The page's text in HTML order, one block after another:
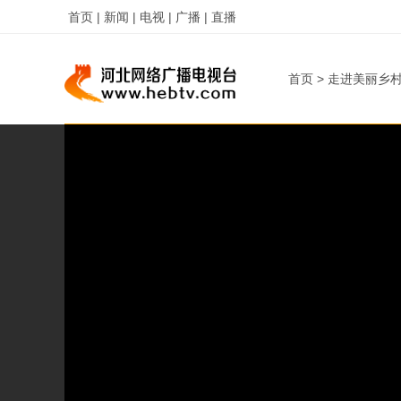
首页 | 新闻 | 电视 | 广播 | 直播
首页 > 走进美丽乡